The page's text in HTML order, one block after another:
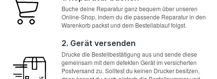
Buche deine Reparatur ganz bequem über unseren
Online-Shop, indem du die passende Reparatur in den
Warenkorb packst und dem Bestellablauf folgst.
2. Gerät versenden
Drucke die Bestellbestätigung aus und sende diese
gemeinsam mit dem defekten Gerät im versicherten
Postversand zu. Solltest du keinen Drucker besitzen,